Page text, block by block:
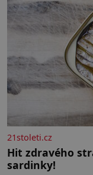
21stoleti.cz
Hit zdravého
sardinky!